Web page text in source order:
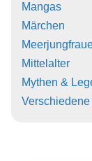
Mangas
Märchen
Mittelalter
Mythen &